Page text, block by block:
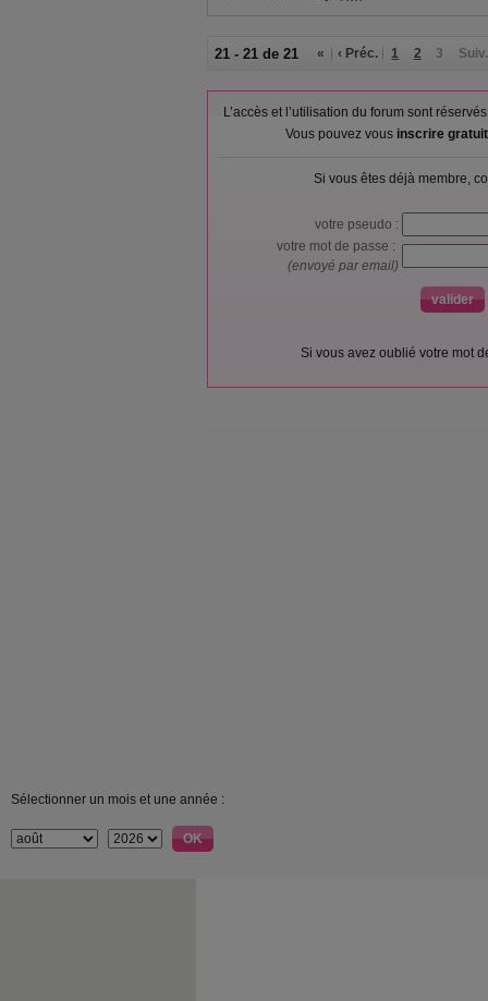
21 - 21 de 21 « ‹ Préc. 1 2 3 Suiv.
L’accès et l’utilisation du forum sont
Vous pouvez vous inscrire
Si vous êtes déjà membre,
votre pseudo :
votre mot de passe :
(envoyé par email)
Si vous avez oublié votre mot
Sélectionner un mois et une année :